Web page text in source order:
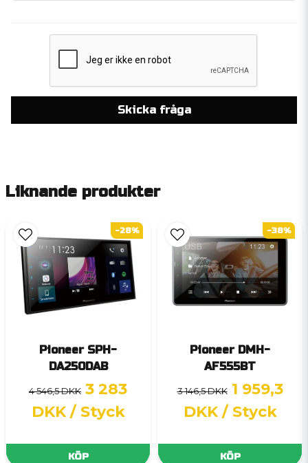
Skicka fråga
Liknande produkter
Pioneer SPH-
DA250DAB
4 546,5 DKK 3 283
DKK / Styck
KÖP
-28%
Pioneer DMH-
AF555BT
3 146,5 DKK 1 959,3
DKK / Styck
KÖP
-38%